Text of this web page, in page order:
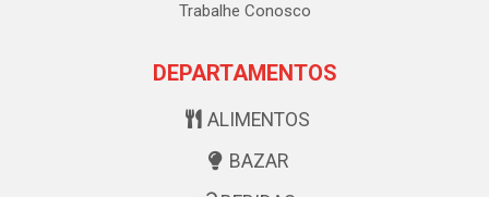
Trabalhe Conosco
DEPARTAMENTOS
ALIMENTOS
BAZAR